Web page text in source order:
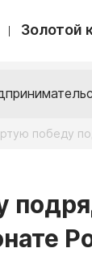
Золотой
победу